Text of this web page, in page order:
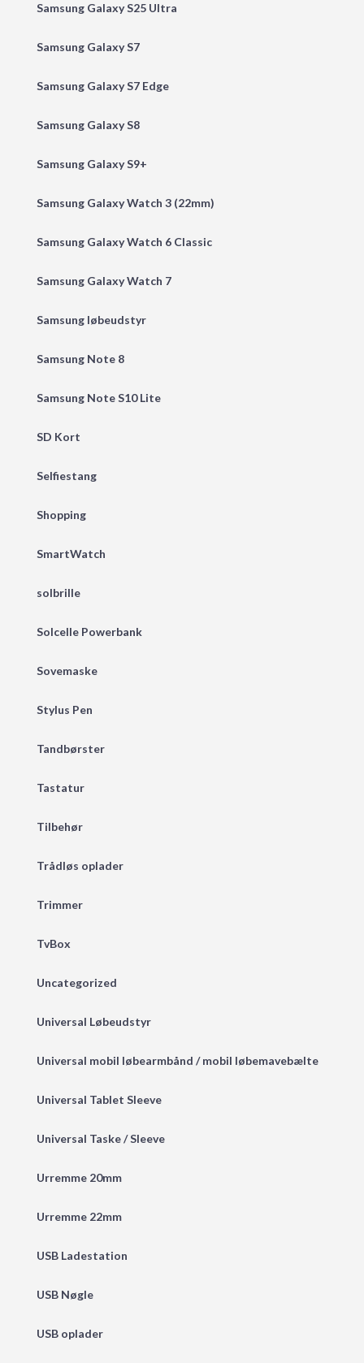
Samsung Galaxy S25 Ultra
Samsung Galaxy S7
Samsung Galaxy S7 Edge
Samsung Galaxy S8
Samsung Galaxy S9+
Samsung Galaxy Watch 3 (22mm)
Samsung Galaxy Watch 6 Classic
Samsung Galaxy Watch 7
Samsung løbeudstyr
Samsung Note 8
Samsung Note S10 Lite
SD Kort
Selfiestang
Shopping
SmartWatch
solbrille
Solcelle Powerbank
Sovemaske
Stylus Pen
Tandbørster
Tastatur
Tilbehør
Trådløs oplader
Trimmer
TvBox
Uncategorized
Universal Løbeudstyr
Universal mobil løbearmbånd / mobil løbemavebælte
Universal Tablet Sleeve
Universal Taske / Sleeve
Urremme 20mm
Urremme 22mm
USB Ladestation
USB Nøgle
USB oplader